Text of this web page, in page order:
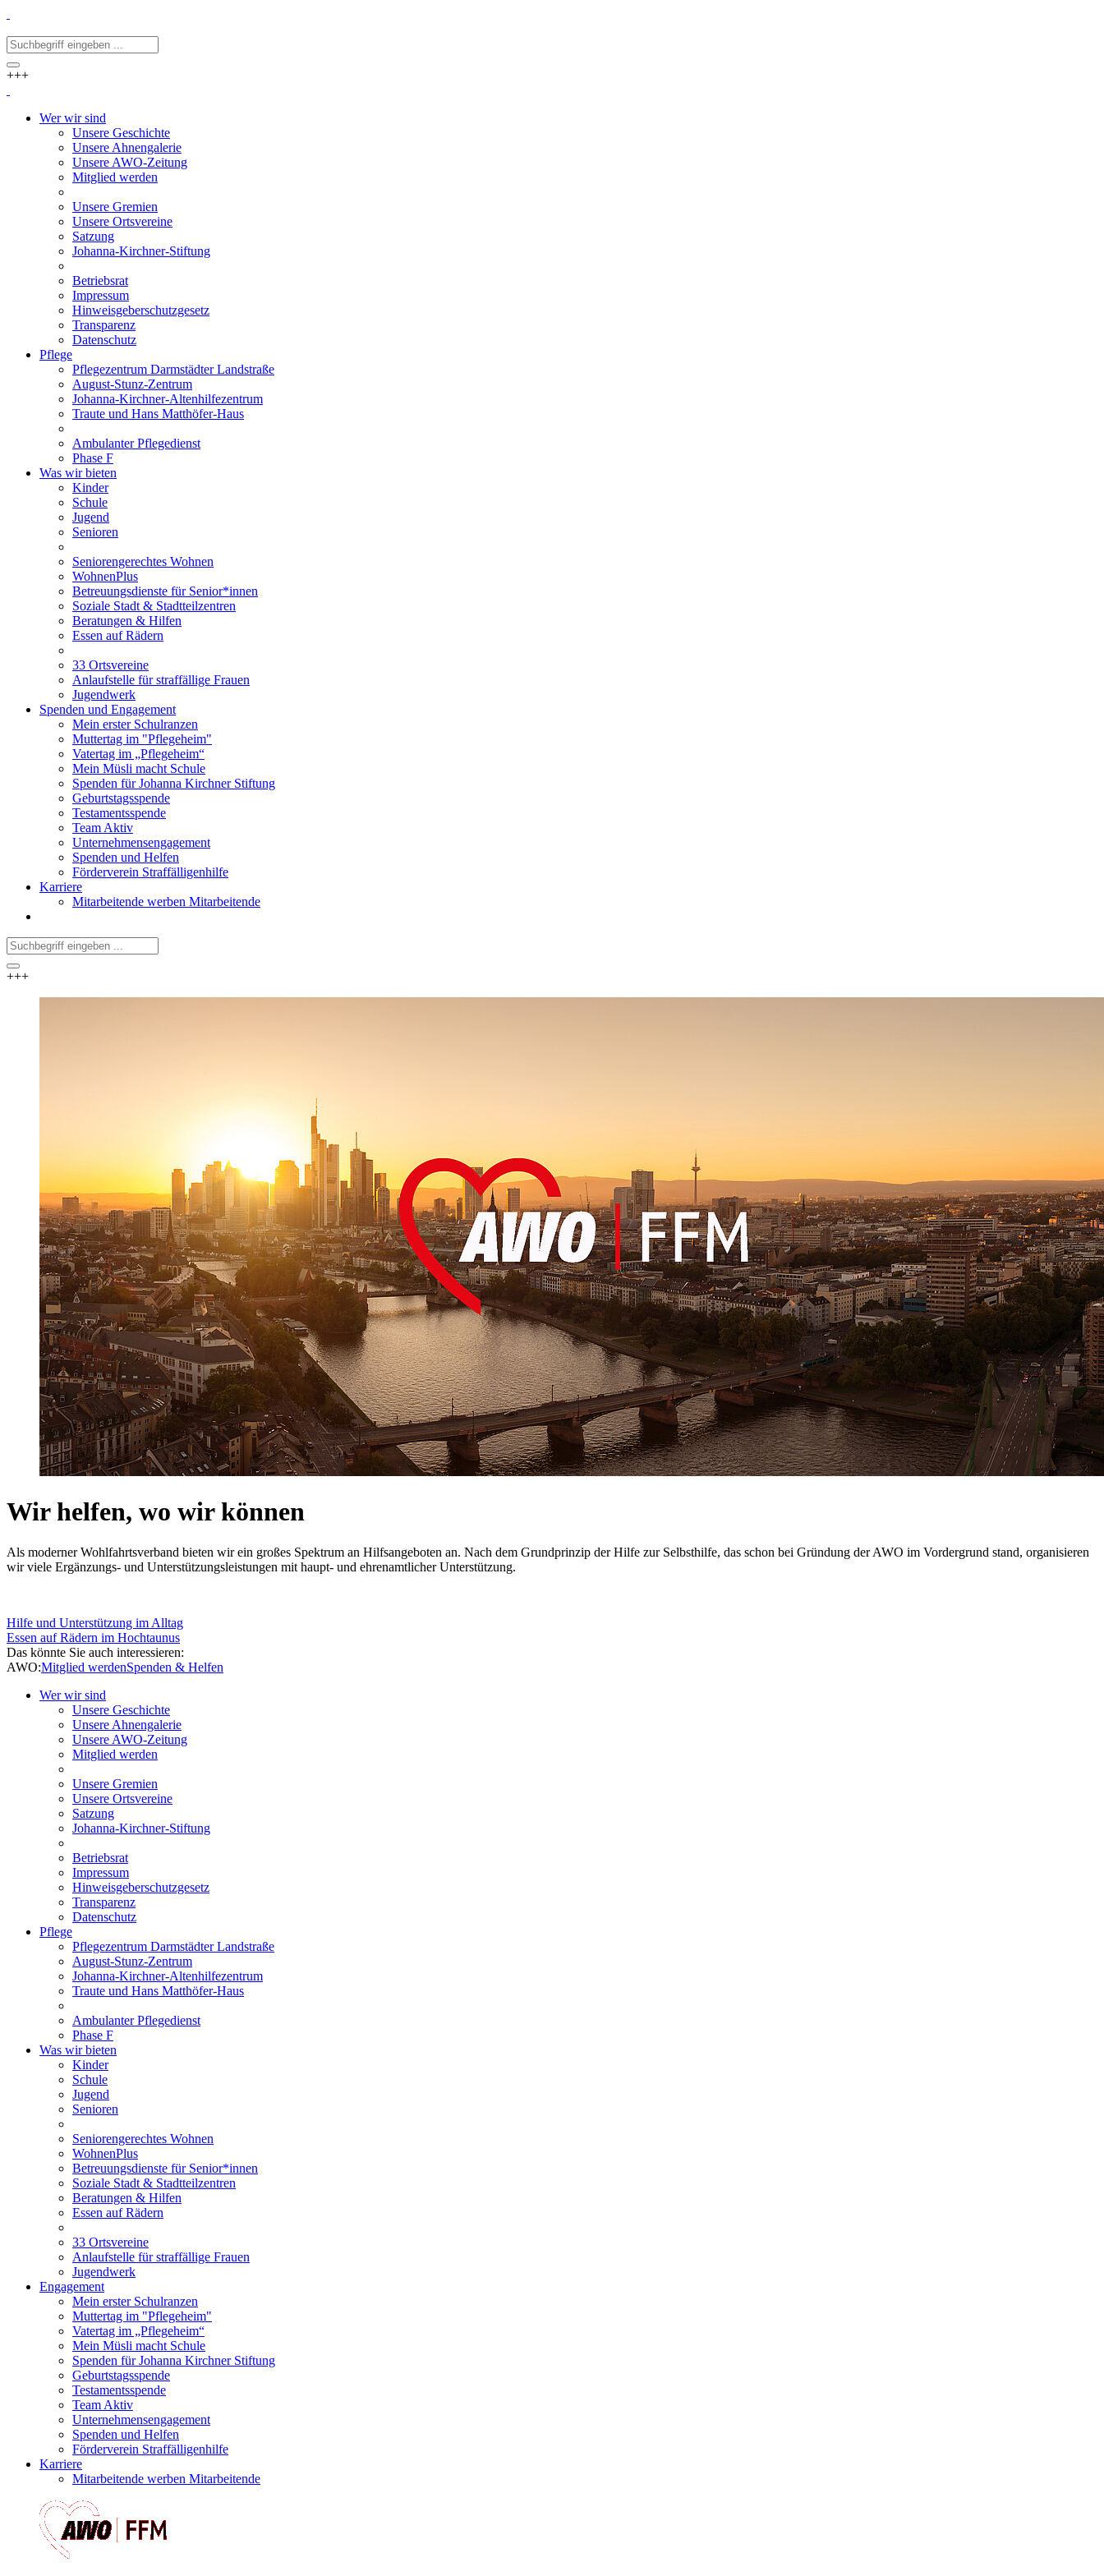
+++
Wer wir sind
Unsere Geschichte
Unsere Ahnengalerie
Unsere AWO-Zeitung
Mitglied werden
Unsere Gremien
Unsere Ortsvereine
Satzung
Johanna-Kirchner-Stiftung
Betriebsrat
Impressum
Hinweisgeberschutzgesetz
Transparenz
Datenschutz
Pflege
Pflegezentrum Darmstädter Landstraße
August-Stunz-Zentrum
Johanna-Kirchner-Altenhilfezentrum
Traute und Hans Matthöfer-Haus
Ambulanter Pflegedienst
Phase F
Was wir bieten
Kinder
Schule
Jugend
Senioren
Seniorengerechtes Wohnen
WohnenPlus
Betreuungsdienste für Senior*innen
Soziale Stadt & Stadtteilzentren
Beratungen & Hilfen
Essen auf Rädern
33 Ortsvereine
Anlaufstelle für straffällige Frauen
Jugendwerk
Spenden und Engagement
Mein erster Schulranzen
Muttertag im "Pflegeheim"
Vatertag im „Pflegeheim“
Mein Müsli macht Schule
Spenden für Johanna Kirchner Stiftung
Geburtstagsspende
Testamentsspende
Team Aktiv
Unternehmensengagement
Spenden und Helfen
Förderverein Straffälligenhilfe
Karriere
Mitarbeitende werben Mitarbeitende
+++
Wir helfen, wo wir können
Als moderner Wohlfahrtsverband bieten wir ein großes Spektrum an Hilfsangeboten an. Nach dem Grundprinzip der Hilfe zur Selbsthilfe, das schon bei Gründung der AWO im Vordergrund stand, organisieren
wir viele Ergänzungs- und Unterstützungsleistungen mit haupt- und ehrenamtlicher Unterstützung.
Hilfe und Unterstützung im Alltag
Essen auf Rädern im Hochtaunus
Das könnte Sie auch interessieren:
AWO:Mitglied werdenSpenden & Helfen
Wer wir sind
Unsere Geschichte
Unsere Ahnengalerie
Unsere AWO-Zeitung
Mitglied werden
Unsere Gremien
Unsere Ortsvereine
Satzung
Johanna-Kirchner-Stiftung
Betriebsrat
Impressum
Hinweisgeberschutzgesetz
Transparenz
Datenschutz
Pflege
Pflegezentrum Darmstädter Landstraße
August-Stunz-Zentrum
Johanna-Kirchner-Altenhilfezentrum
Traute und Hans Matthöfer-Haus
Ambulanter Pflegedienst
Phase F
Was wir bieten
Kinder
Schule
Jugend
Senioren
Seniorengerechtes Wohnen
WohnenPlus
Betreuungsdienste für Senior*innen
Soziale Stadt & Stadtteilzentren
Beratungen & Hilfen
Essen auf Rädern
33 Ortsvereine
Anlaufstelle für straffällige Frauen
Jugendwerk
Engagement
Mein erster Schulranzen
Muttertag im "Pflegeheim"
Vatertag im „Pflegeheim“
Mein Müsli macht Schule
Spenden für Johanna Kirchner Stiftung
Geburtstagsspende
Testamentsspende
Team Aktiv
Unternehmensengagement
Spenden und Helfen
Förderverein Straffälligenhilfe
Karriere
Mitarbeitende werben Mitarbeitende